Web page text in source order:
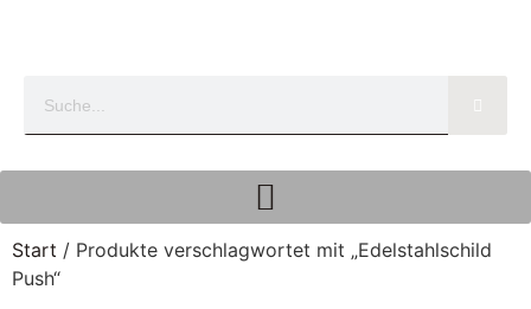
Start / Produkte verschlagwortet mit „Edelstahlschild
Push“